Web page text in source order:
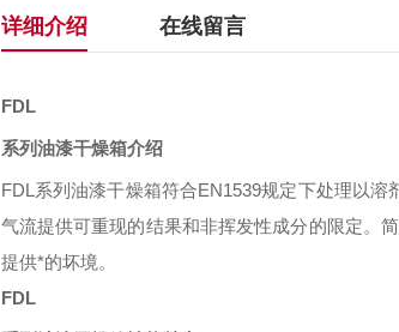
详细介绍 在线留言
FDL
系列油漆干燥箱介绍
FDL 系列油漆干燥箱符合EN1539规定下处理以溶
气流提供可重现的结果和非挥发性成分的限定。
提供*的坏境。
FDL